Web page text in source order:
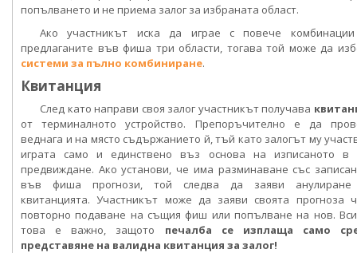
попълването и не приема залог за избраната област.
Ако участникът иска да играе с повече
предлаганите във фиша три области, тогава той може да
системи за пълно комбиниране.
Квитанция
След като направи своя залог участникът получава
от терминалното устройство. Препоръчително е да
веднага и на място съдържанието й, тъй като залогът му
играта само и единствено въз основа на изписаното в
предвиждане. Ако установи, че има разминаване със
във фиша прогнози, той следва да заяви
квитанцията. Участникът може да заяви своята прогноза
повторно подаване на същия фиш или попълване на нов.
това е важно, защото печалба се изплаща само
представяне на валидна квитанция за залог!